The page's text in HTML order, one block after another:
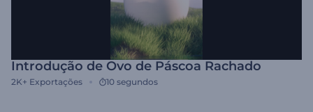
Introdução de Ovo de Páscoa Rachado
2K+ Exportações 10 segundos